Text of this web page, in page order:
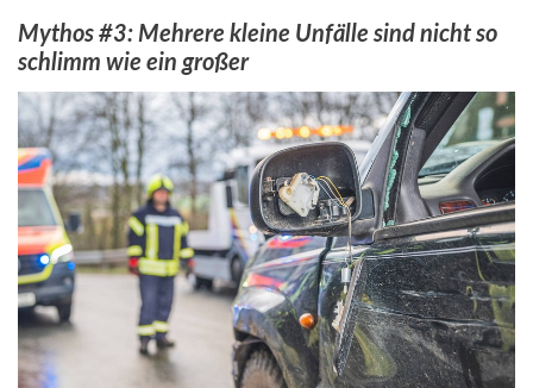
Mythos #3: Mehrere kleine Unfälle sind nicht so
schlimm wie ein großer